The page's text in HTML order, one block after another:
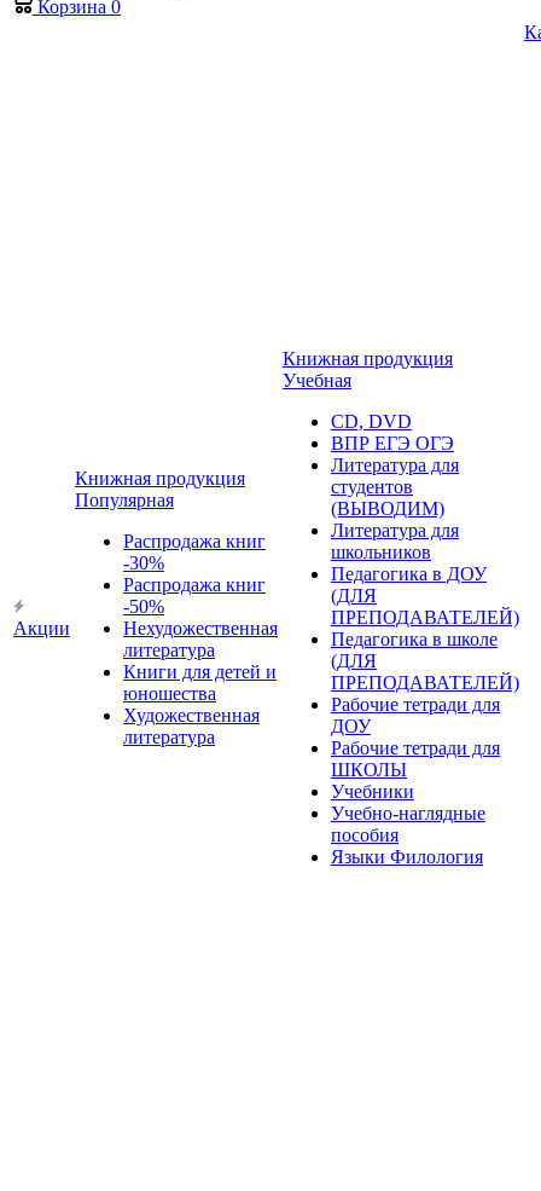
Корзина 0
Акции
Книжная продукция
Популярная
Распродажа книг
-30%
Распродажа книг
-50%
Нехудожественная
литература
Книги для детей и
юношества
Художественная
литература
Книжная продукция
Учебная
CD, DVD
ВПР ЕГЭ ОГЭ
Литература для
студентов
(ВЫВОДИМ)
Литература для
школьников
Педагогика в ДОУ
(ДЛЯ
ПРЕПОДАВАТЕЛЕЙ)
Педагогика в школе
(ДЛЯ
ПРЕПОДАВАТЕЛЕЙ)
Рабочие тетради для
ДОУ
Рабочие тетради для
ШКОЛЫ
Учебники
Учебно-наглядные
пособия
Языки Филология